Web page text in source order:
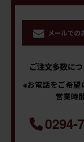
メールでの
ご注文多数に
※お電話をご希望
営業時
0294-